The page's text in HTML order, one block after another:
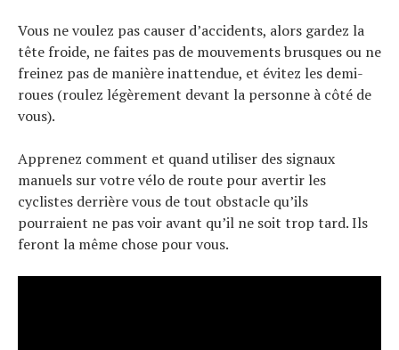
Vous ne voulez pas causer d’accidents, alors gardez la
tête froide, ne faites pas de mouvements brusques ou ne
freinez pas de manière inattendue, et évitez les demi-
roues (roulez légèrement devant la personne à côté de
vous).
Apprenez comment et quand utiliser des signaux
manuels sur votre vélo de route pour avertir les
cyclistes derrière vous de tout obstacle qu’ils
pourraient ne pas voir avant qu’il ne soit trop tard. Ils
feront la même chose pour vous.